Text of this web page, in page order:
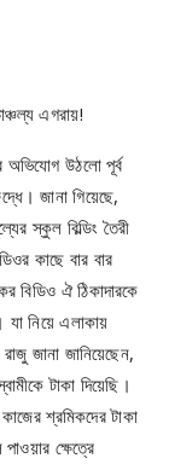
এগরায়!
অভিযোগ উঠলো পূর্ব
জানা গিয়েছে,
স্কুল বিল্ডিং তৈরী
কাছে বার বার
বিডিও ঐ ঠিকাদারকে
যা নিয়ে এলাকায়
রাজু জানা জানিয়েছেন,
টাকা দিয়েছি।
শ্রমিকদের টাকা
ক্ষেত্রে